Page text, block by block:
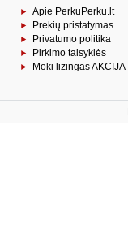
Apie PerkuPerku.lt
Prekių pristatymas
Privatumo politika
Pirkimo taisyklės
Moki lizingas AKCIJA